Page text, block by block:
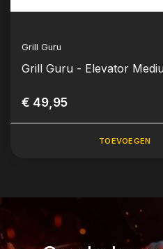
Grill Guru
Grill Guru - Elevator
€ 49,95
TOEVOEGEN